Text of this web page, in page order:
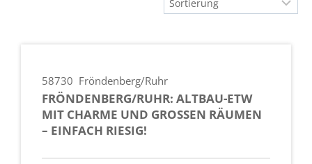
58730 Fröndenberg/Ruhr
FRÖNDENBERG/RUHR: ALTBAU-ETW
MIT CHARME UND GROSSEN RÄUMEN –
EINFACH RIESIG!